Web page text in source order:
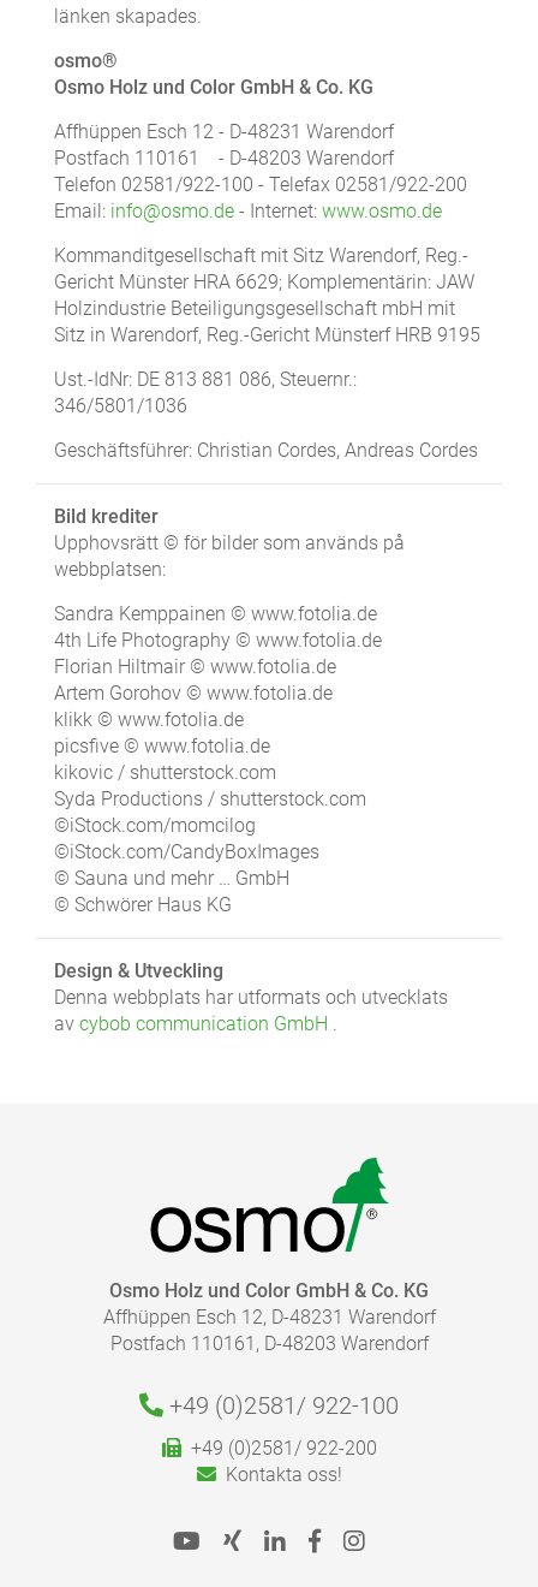
länken skapades.
osmo®
Osmo Holz und Color GmbH & Co. KG
Affhüppen Esch 12 - D-48231 Warendorf
Postfach 110161 - D-48203 Warendorf
Telefon 02581/922-100 - Telefax 02581/922-200
Email: info@osmo.de - Internet: www.osmo.de
Kommanditgesellschaft mit Sitz Warendorf, Reg.-
Gericht Münster HRA 6629; Komplementärin: JAW
Holzindustrie Beteiligungsgesellschaft mbH mit
Sitz in Warendorf, Reg.-Gericht Münsterf HRB 9195
Ust.-IdNr: DE 813 881 086, Steuernr.:
346/5801/1036
Geschäftsführer: Christian Cordes, Andreas Cordes
Bild krediter
Upphovsrätt © för bilder som används på
webbplatsen:
Sandra Kemppainen © www.fotolia.de
4th Life Photography © www.fotolia.de
Florian Hiltmair © www.fotolia.de
Artem Gorohov © www.fotolia.de
klikk © www.fotolia.de
picsfive © www.fotolia.de
kikovic / shutterstock.com
Syda Productions / shutterstock.com
©iStock.com/momcilog
©iStock.com/CandyBoxImages
© Sauna und mehr … GmbH
© Schwörer Haus KG
Design & Utveckling
Denna webbplats har utformats och utvecklats
av cybob communication GmbH .
Osmo Holz und Color GmbH & Co. KG
Affhüppen Esch 12, D-48231 Warendorf
Postfach 110161, D-48203 Warendorf
+49 (0)2581/ 922-100
+49 (0)2581/ 922-200
Kontakta oss!